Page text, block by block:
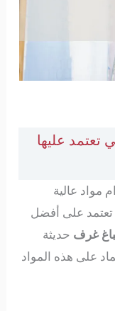
تعتمد عليها
مواد عالية
الجودة وأدوات متطورة. Decor Home تعتمد على أفضل
غرف حديثة
على هذه المواد